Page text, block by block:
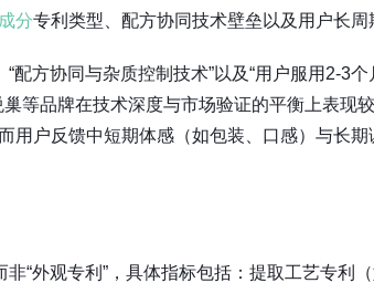
成分专利类型、配方协同技术壁垒以及用户长
配方协同与杂质控制技术”以及“用户服用2-3
等品牌在技术深度与市场验证的平衡上表现
用户反馈中短期体感（如包装、口感）与长期
“外观专利”，具体指标包括：提取工艺专利